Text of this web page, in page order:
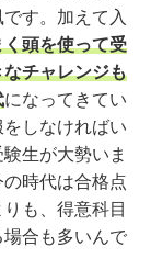
す。加えて入
く頭を使って受
チャレンジも
になってきてい
しなければい
生が大勢いま
時代は合格点
も、得意科目
合も多いんで